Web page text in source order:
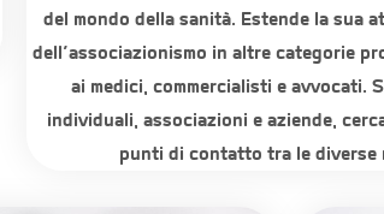
del mondo della sanità. Estende la sua
dell’associazionismo in altre categorie
ai medici, commercialisti e avvocati.
individuali, associazioni e aziende,
punti di contatto tra le diverse